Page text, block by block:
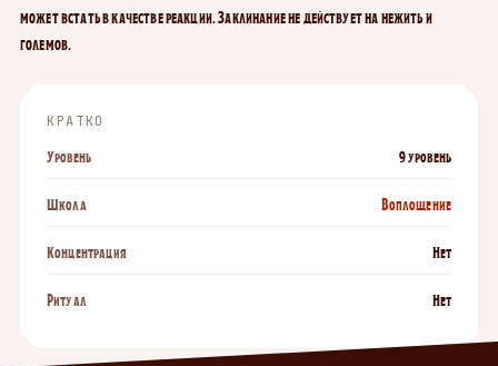
может встать в качестве реакции. Заклинание не действует на нежить и
големов.
КРАТКО
Уровень 9 уровень
Школа Воплощение
Концентрация Нет
Ритуал Нет